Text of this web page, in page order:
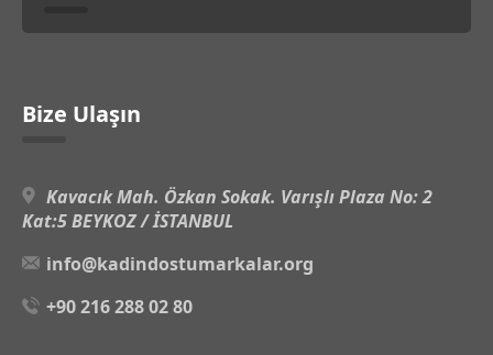
Bize Ulaşın
Kavacık Mah. Özkan Sokak. Varışlı Plaza No: 2
Kat:5 BEYKOZ / İSTANBUL
info@kadindostumarkalar.org
+90 216 288 02 80